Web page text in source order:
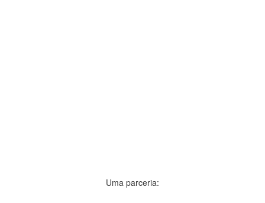
Uma parceria: